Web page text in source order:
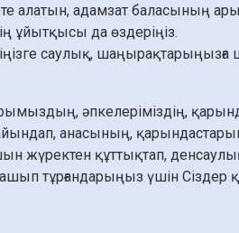
адамзат баласының ары,
ұйытқысы да өздеріңіз.
саулық,
әпкелеріміздің,
анасының,
жүректен құттықтап,
тұрғандарыңыз үшін Сіздер